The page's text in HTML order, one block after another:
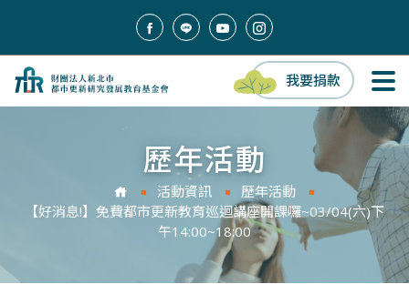
我要捐款
歷年活動
活動資訊
歷年活動
【好消息!】免費都市更新教育巡迴講座開課囉~03/04(六)下
午14:00~18:00